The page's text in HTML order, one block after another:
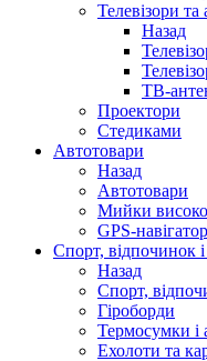
Телевізори та
Назад
ТВ-
Проектори
Стедиками
Автотовари
Назад
Автотовари
Мийки
GPS-
Спорт, відпочинок
Назад
Спорт,
Гіроборди
Термосумки і
Ехолоти та